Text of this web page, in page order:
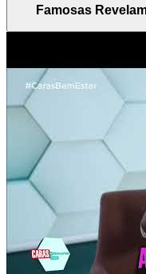
Famosas